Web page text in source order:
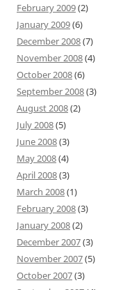
February 2009(2)
January 2009(6)
December 2008(7)
November 2008(4)
October 2008(6)
September 2008(3)
August 2008(2)
July 2008(5)
June 2008(3)
May 2008(4)
April 2008(3)
March 2008(1)
February 2008(3)
January 2008(2)
December 2007(3)
November 2007(5)
October 2007(3)